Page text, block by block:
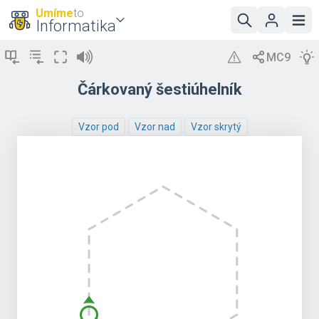
Umímeto
Informatika
Čárkovaný šestiúhelník
Vzor pod Vzor nad Vzor skrytý